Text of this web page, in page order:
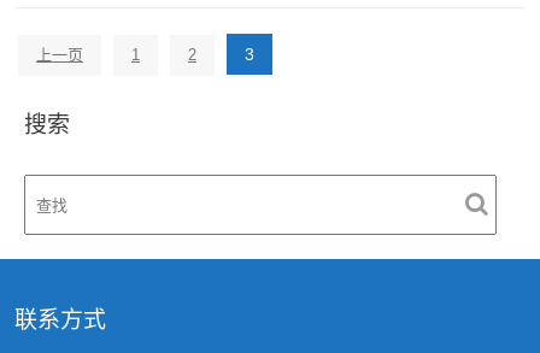
文
分
页
上一页 1 2 3
搜索
联系方式